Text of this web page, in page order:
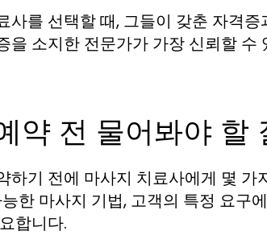
사를 선택할 때, 그들이 갖춘 자격
을 소지한 전문가가 가장 신뢰할
약 전 물어봐야 할
하기 전에 마사지 치료사에게 몇
한 마사지 기법, 고객의 특정 요구
합니다.